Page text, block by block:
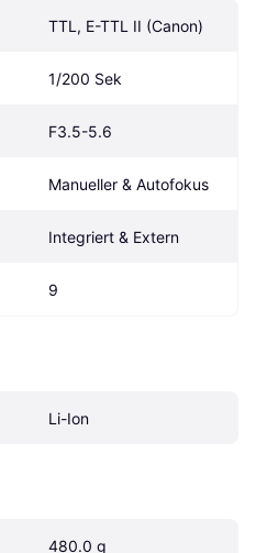
TTL, E-TTL II (Canon)
1/200 Sek
F3.5-5.6
Manueller & Autofokus
Integriert & Extern
9
Li-Ion
480.0 g